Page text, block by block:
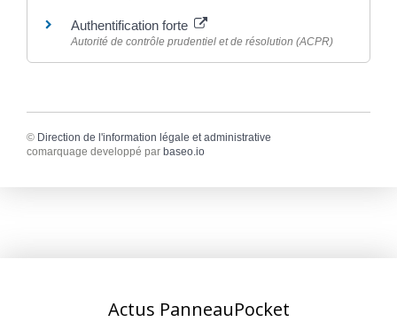
Authentification forte
Autorité de contrôle prudentiel et de résolution (ACPR)
© Direction de l'information légale et administrative
comarquage developpé par baseo.io
Actus PanneauPocket